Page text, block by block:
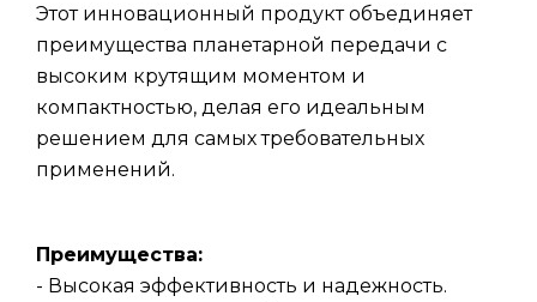
Этот инновационный продукт объединяет
преимущества планетарной передачи с
высоким крутящим моментом и
компактностью, делая его идеальным
решением для самых требовательных
применений.
Преимущества:
- Высокая эффективность и надежность.